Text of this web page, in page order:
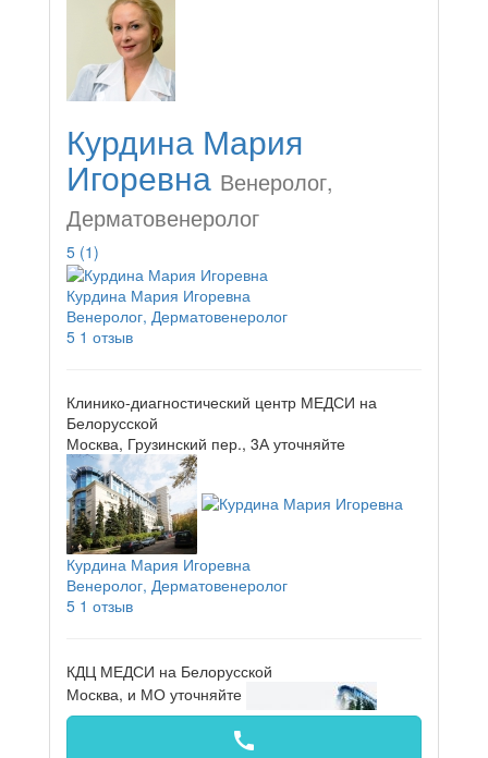
Курдина Мария
Игоревна Венеролог,
Дерматовенеролог
5 (1)
Курдина Мария Игоревна
Венеролог, Дерматовенеролог
5 1 отзыв
Клинико-диагностический центр МЕДСИ на
Белорусской
Москва, Грузинский пер., 3А уточняйте
Курдина Мария Игоревна
Венеролог, Дерматовенеролог
5 1 отзыв
КДЦ МЕДСИ на Белорусской
Москва, и МО уточняйте
call